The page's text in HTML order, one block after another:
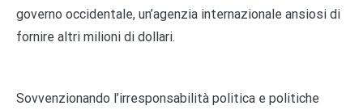
governo occidentale, un’agenzia internazionale ansiosi di
fornire altri milioni di dollari.
Sovvenzionando l’irresponsabilità politica e politiche